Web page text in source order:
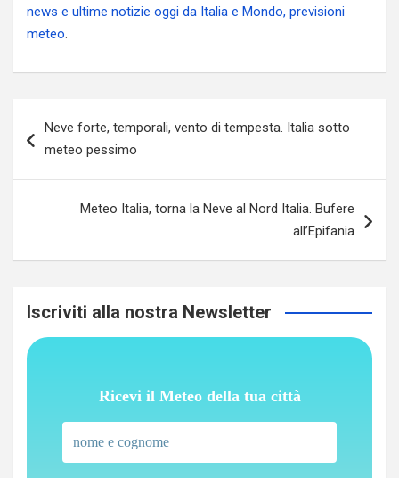
news e ultime notizie oggi da Italia e Mondo, previsioni
meteo.
articoli
Neve forte, temporali, vento di tempesta. Italia sotto
meteo pessimo
Meteo Italia, torna la Neve al Nord Italia. Bufere
all’Epifania
Iscriviti alla nostra Newsletter
Ricevi il Meteo della tua città